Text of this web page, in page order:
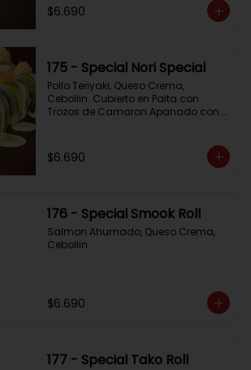
$6.690
175 - Special Nori Special
Pollo Teriyaki, Queso Crema,
Cebollin. Cubierto en Palta con
Trozos de Camaron Apanado con
$6.690
176 - Special Smook Roll
Salmon Ahumado, Queso Crema,
Cebollin
$6.690
177 - Special Tako Roll